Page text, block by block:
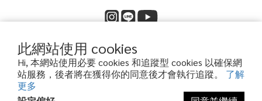
此網站使用 cookies
Hi, 本網站使用必要 cookies 和追蹤型 cookies 以確保網
站服務，後者將在獲得你的同意後才會執行追蹤。 了解
更多
Copyright© 2025 O83O International Trading Co., Ltd.
歐捌叁歐國際貿易股份有限公司｜60573857